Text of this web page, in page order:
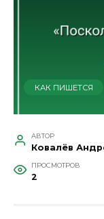
КАК ПИШЕТСЯ
АВТОР
Ковалёв
ПРОСМОТРОВ
2